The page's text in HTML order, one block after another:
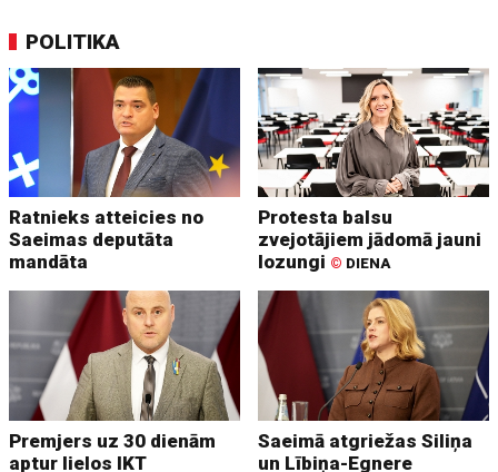
POLITIKA
Ratnieks atteicies no
Saeimas deputāta
mandāta
Protesta balsu
zvejotājiem jādomā jauni
lozungi © DIENA
Premjers uz 30 dienām
aptur lielos IKT
Saeimā atgriežas Siliņa
un Lībiņa-Egnere